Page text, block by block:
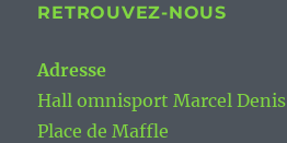
RETROUVEZ-NOUS
Adresse
Hall omnisport Marcel Denis
Place de Maffle